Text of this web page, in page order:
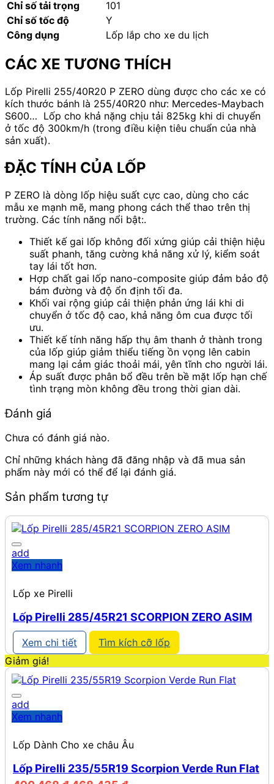
Chỉ số tải trọng
101
Chỉ số tốc độ
Y
Công dụng
Lốp lắp cho xe du lịch
CÁC XE TƯƠNG THÍCH
Lốp Pirelli 255/40R20 P ZERO dùng được cho các xe có
kích thước bánh là 255/40R20 như: Mercedes-Maybach
S600… Lốp cho khả nặng chịu tải 825kg khi di chuyển
ở tốc độ 300km/h (trong điều kiện tiêu chuẩn của nhà
sản xuất).
ĐẶC TÍNH CỦA LỐP
P ZERO là dòng lốp hiệu suất cực cao, dùng cho các
mẫu xe mạnh mẽ, mang phong cách thể thao trên thị
trường. Các tính năng nổi bật:.
Thiết kế gai lốp không đối xứng giúp cải thiện hiệu
suất phanh, tăng cường khả năng xử lý, kiểm soát
tay lái tốt hơn.
Hợp chất gai lốp nano-composite giúp đảm bảo độ
bám đường và độ ổn định tối đa.
Khối vai rộng giúp cải thiện phản ứng lái khi di
chuyển ở tốc độ cao, khả năng ôm cua được tối
ưu.
Thiết kế tính năng hấp thụ âm thanh ở thành trong
của lốp giúp giảm thiểu tiếng ồn vọng lên cabin
mang lại cảm giác thoải mái, yên tĩnh cho người lái.
Áp suất được phân bổ đều trên bề mặt lốp hạn chế
tình trạng mòn không đều trong thời gian dài.
Đánh giá
Chưa có đánh giá nào.
Chỉ những khách hàng đã đăng nhập và đã mua sản
phẩm này mới có thể để lại đánh giá.
Sản phẩm tương tự
add
Xem nhanh
Lốp xe Pirelli
Lốp Pirelli 285/45R21 SCORPION ZERO ASIM
Xem chi tiết
Tìm kích cỡ lốp
Giảm giá!
add
Xem nhanh
Lốp Dành Cho xe châu Âu
Lốp Pirelli 235/55R19 Scorpion Verde Run Flat